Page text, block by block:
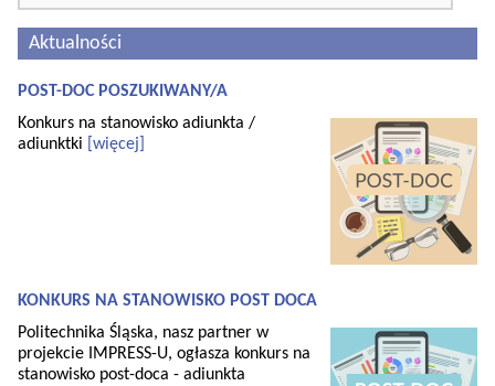
Aktualności
POST-DOC POSZUKIWANY/A
Konkurs na stanowisko adiunkta /
adiunktki
[więcej]
KONKURS NA STANOWISKO POST DOCA
Politechnika Śląska, nasz partner w
projekcie IMPRESS-U, ogłasza konkurs na
stanowisko post-doca - adiunkta